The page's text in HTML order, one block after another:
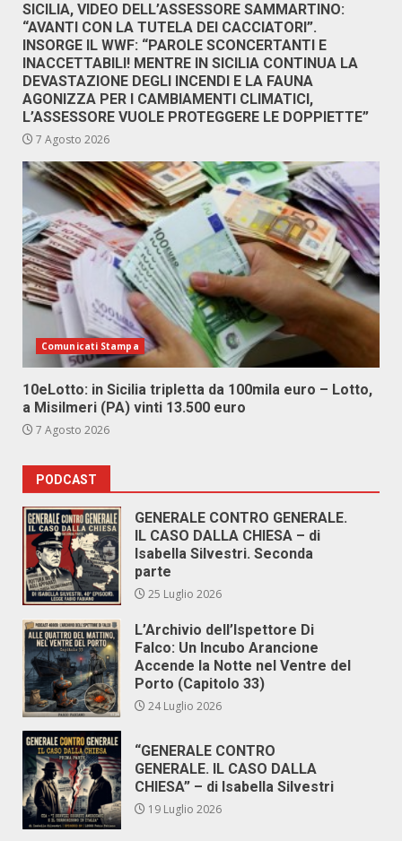
SICILIA, VIDEO DELL’ASSESSORE SAMMARTINO:
“AVANTI CON LA TUTELA DEI CACCIATORI”.
INSORGE IL WWF: “PAROLE SCONCERTANTI E
INACCETTABILI! MENTRE IN SICILIA CONTINUA LA
DEVASTAZIONE DEGLI INCENDI E LA FAUNA
AGONIZZA PER I CAMBIAMENTI CLIMATICI,
L’ASSESSORE VUOLE PROTEGGERE LE DOPPIETTE”
7 Agosto 2026
Comunicati Stampa
10eLotto: in Sicilia tripletta da 100mila euro – Lotto,
a Misilmeri (PA) vinti 13.500 euro
7 Agosto 2026
PODCAST
GENERALE CONTRO GENERALE.
IL CASO DALLA CHIESA – di
Isabella Silvestri. Seconda
parte
25 Luglio 2026
L’Archivio dell’Ispettore Di
Falco: Un Incubo Arancione
Accende la Notte nel Ventre del
Porto (Capitolo 33)
24 Luglio 2026
“GENERALE CONTRO
GENERALE. IL CASO DALLA
CHIESA” – di Isabella Silvestri
19 Luglio 2026